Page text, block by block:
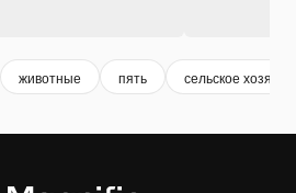
животные пять сельское